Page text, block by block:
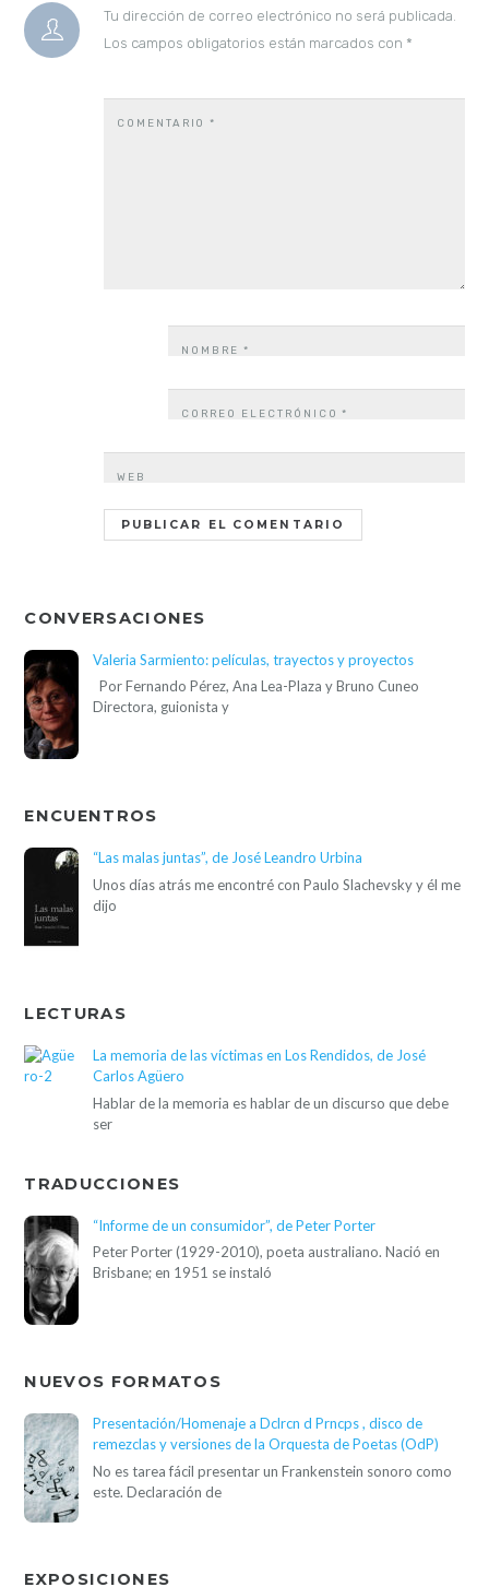
Tu dirección de correo electrónico no será publicada.
Los campos obligatorios están marcados con *
COMENTARIO*
NOMBRE*
CORREO ELECTRÓNICO*
WEB
CONVERSACIONES
Valeria Sarmiento: películas, trayectos y proyectos
Por Fernando Pérez, Ana Lea-Plaza y Bruno Cuneo
Directora, guionista y
ENCUENTROS
“Las malas juntas”, de José Leandro Urbina
Unos días atrás me encontré con Paulo Slachevsky y él me
dijo
LECTURAS
La memoria de las víctimas en Los Rendidos, de José
Carlos Agüero
Hablar de la memoria es hablar de un discurso que debe
ser
TRADUCCIONES
“Informe de un consumidor”, de Peter Porter
Peter Porter (1929-2010), poeta australiano. Nació en
Brisbane; en 1951 se instaló
NUEVOS FORMATOS
Presentación/Homenaje a Dclrcn d Prncps , disco de
remezclas y versiones de la Orquesta de Poetas (OdP)
No es tarea fácil presentar un Frankenstein sonoro como
este. Declaración de
EXPOSICIONES